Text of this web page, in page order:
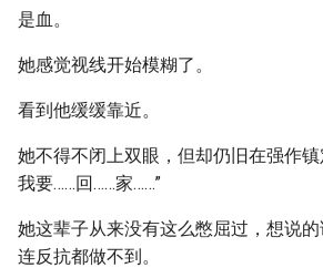
是血。
她感觉视线开始模糊了。
看到他缓缓靠近。
她不得不闭上双眼，但却仍旧在强作
我要……回……家……”
她这辈子从来没有这么憋屈过，想说
连反抗都做不到。